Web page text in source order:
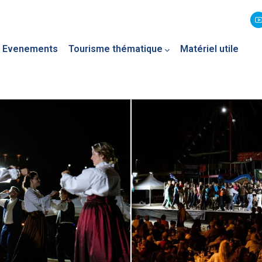
Evenements Tourisme thématique Matériel utile